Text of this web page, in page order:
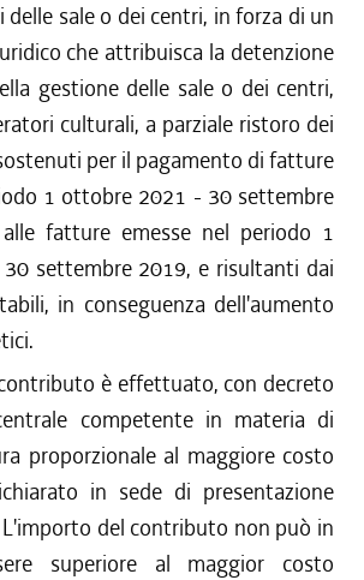
sale o dei centri, in forza di un
che attribuisca la detenzione
gestione delle sale o dei centri,
culturali, a parziale ristoro dei
per il pagamento di fatture
1 ottobre 2021 - 30 settembre
fatture emesse nel periodo 1
settembre 2019, e risultanti dai
in conseguenza dell'aumento
è effettuato, con decreto
competente in materia di
proporzionale al maggiore costo
in sede di presentazione
del contributo non può in
superiore al maggior costo